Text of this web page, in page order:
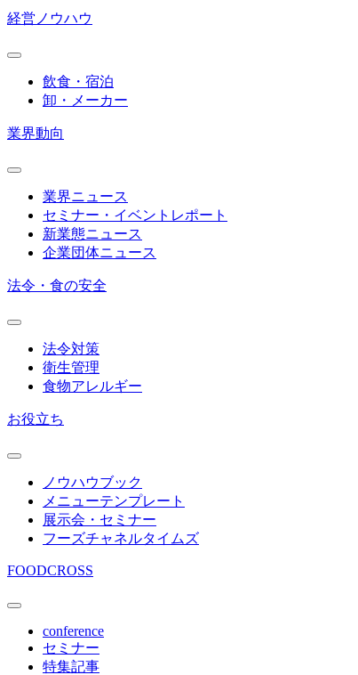
経営ノウハウ
飲食・宿泊
卸・メーカー
業界動向
業界ニュース
セミナー・イベントレポート
新業態ニュース
企業団体ニュース
法令・食の安全
法令対策
衛生管理
食物アレルギー
お役立ち
ノウハウブック
メニューテンプレート
展示会・セミナー
フーズチャネルタイムズ
FOODCROSS
conference
セミナー
特集記事